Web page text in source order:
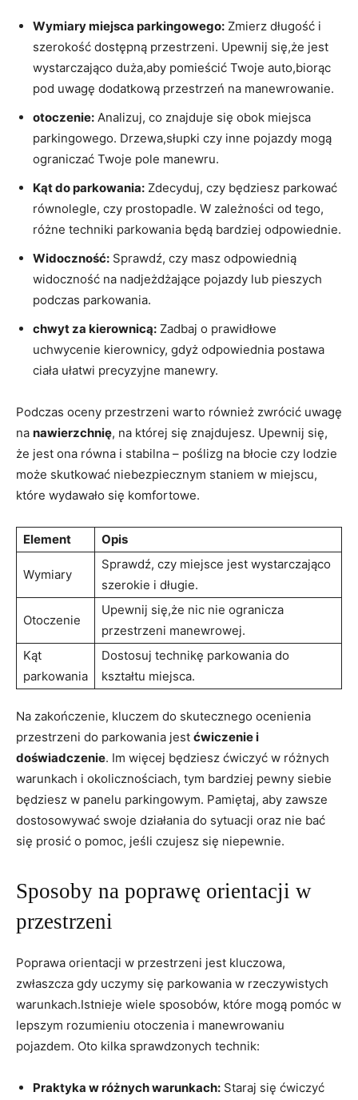
Wymiary miejsca parkingowego: Zmierz długość i
szerokość dostępną przestrzeni. Upewnij się,że jest
wystarczająco duża,aby pomieścić Twoje auto,biorąc
pod uwagę dodatkową przestrzeń na manewrowanie.
otoczenie: Analizuj, co znajduje się obok miejsca
parkingowego. Drzewa,słupki czy inne pojazdy mogą
ograniczać Twoje pole manewru.
Kąt do parkowania: Zdecyduj, czy będziesz parkować
równolegle, czy prostopadle. W zależności od tego,
różne techniki parkowania będą bardziej odpowiednie.
Widoczność: Sprawdź, czy masz odpowiednią
widoczność na nadjeżdżające pojazdy lub pieszych
podczas parkowania.
chwyt za kierownicą: Zadbaj o prawidłowe
uchwycenie kierownicy, gdyż odpowiednia postawa
ciała ułatwi precyzyjne manewry.
Podczas oceny przestrzeni warto również zwrócić uwagę
na nawierzchnię, na której się znajdujesz. Upewnij się,
że jest ona równa i stabilna – poślizg na błocie czy lodzie
może skutkować niebezpiecznym staniem w miejscu,
które wydawało się komfortowe.
Element Opis
Wymiary
Sprawdź, czy miejsce jest wystarczająco
szerokie i długie.
Otoczenie
Upewnij się,że nic nie ogranicza
przestrzeni manewrowej.
Kąt
parkowania
Dostosuj technikę parkowania do
kształtu miejsca.
Na zakończenie, kluczem do skutecznego ocenienia
przestrzeni do parkowania jest ćwiczenie i
doświadczenie. Im więcej będziesz ćwiczyć w różnych
warunkach i okolicznościach, tym bardziej pewny siebie
będziesz w panelu parkingowym. Pamiętaj, aby zawsze
dostosowywać swoje działania do sytuacji oraz nie bać
się prosić o pomoc, jeśli czujesz się niepewnie.
Sposoby na poprawę orientacji w
przestrzeni
Poprawa orientacji w przestrzeni jest kluczowa,
zwłaszcza gdy uczymy się parkowania w rzeczywistych
warunkach.Istnieje wiele sposobów, które mogą pomóc w
lepszym rozumieniu otoczenia i manewrowaniu
pojazdem. Oto kilka sprawdzonych technik:
Praktyka w różnych warunkach: Staraj się ćwiczyć